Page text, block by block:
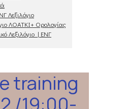
Λεξιλόγιο
ΛΟΑΤΚΙ+ Ορολογίας
Λεξιλόγιο | ΕΝΓ
training